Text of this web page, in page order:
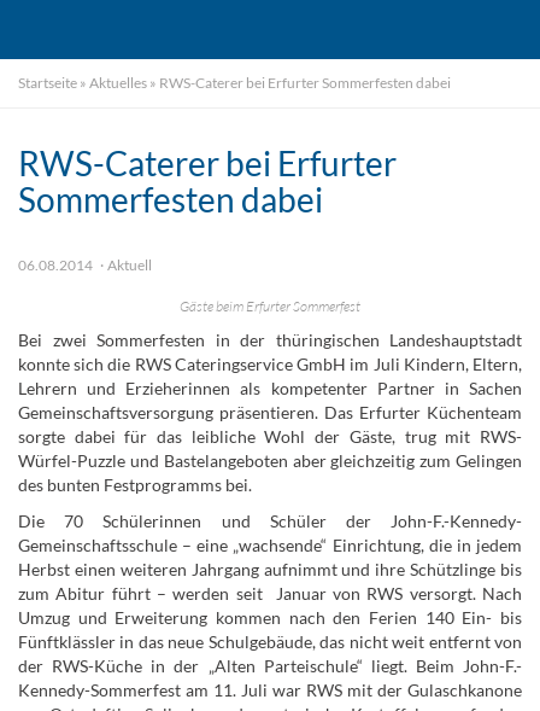
Startseite » Aktuelles » RWS-Caterer bei Erfurter Sommerfesten dabei
RWS-Caterer bei Erfurter
Sommerfesten dabei
06.08.2014 Aktuell
Gäste beim Erfurter Sommerfest
Bei zwei Sommerfesten in der thüringischen Landeshauptstadt
konnte sich die RWS Cateringservice GmbH im Juli Kindern, Eltern,
Lehrern und Erzieherinnen als kompetenter Partner in Sachen
Gemeinschaftsversorgung präsentieren. Das Erfurter Küchenteam
sorgte dabei für das leibliche Wohl der Gäste, trug mit RWS-
Würfel-Puzzle und Bastelangeboten aber gleichzeitig zum Gelingen
des bunten Festprogramms bei.
Die 70 Schülerinnen und Schüler der John-F.-Kennedy-
Gemeinschaftsschule – eine „wachsende“ Einrichtung, die in jedem
Herbst einen weiteren Jahrgang aufnimmt und ihre Schützlinge bis
zum Abitur führt – werden seit Januar von RWS versorgt. Nach
Umzug und Erweiterung kommen nach den Ferien 140 Ein- bis
Fünftklässler in das neue Schulgebäude, das nicht weit entfernt von
der RWS-Küche in der „Alten Parteischule“ liegt. Beim John-F.-
Kennedy-Sommerfest am 11. Juli war RWS mit der Gulaschkanone